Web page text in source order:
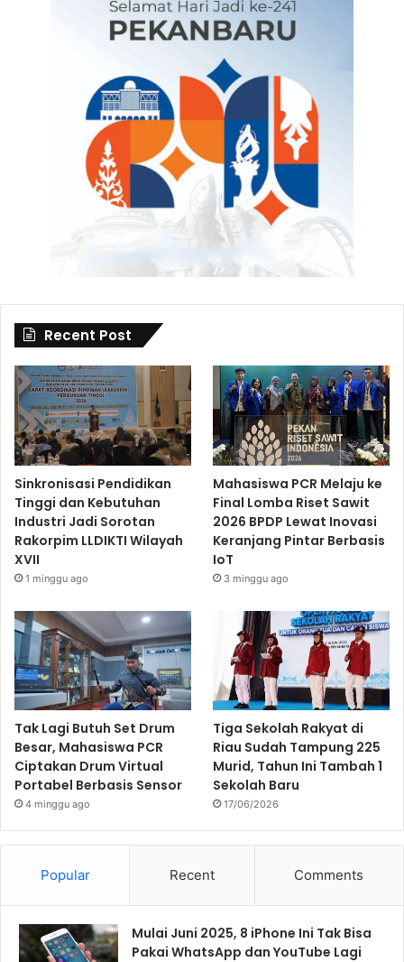
Recent Post
Sinkronisasi Pendidikan
Tinggi dan Kebutuhan
Industri Jadi Sorotan
Rakorpim LLDIKTI Wilayah
XVII
1 minggu ago
Mahasiswa PCR Melaju ke
Final Lomba Riset Sawit
2026 BPDP Lewat Inovasi
Keranjang Pintar Berbasis
IoT
3 minggu ago
Tak Lagi Butuh Set Drum
Besar, Mahasiswa PCR
Ciptakan Drum Virtual
Portabel Berbasis Sensor
4 minggu ago
Tiga Sekolah Rakyat di
Riau Sudah Tampung 225
Murid, Tahun Ini Tambah 1
Sekolah Baru
17/06/2026
Popular Recent Comments
Mulai Juni 2025, 8 iPhone Ini Tak Bisa
Pakai WhatsApp dan YouTube Lagi